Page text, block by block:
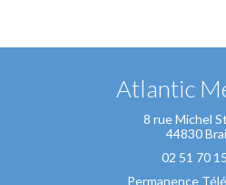
Atlantic
8 rue Michel
44830
02 51 70
Permanence